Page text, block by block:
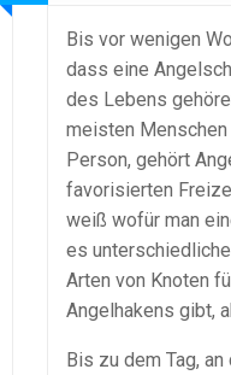
Bis vor wenigen
dass eine
des Lebens
meisten
Person, gehört
favorisierten
weiß wofür man
es
Arten von Knoten
Angelhakens gibt,
Bis zu dem Tag,